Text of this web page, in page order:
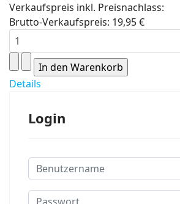
Verkaufspreis inkl. Preisnachlass:
Brutto-Verkaufspreis: 19,95 €
Details
Login
Benutzername
Passwort